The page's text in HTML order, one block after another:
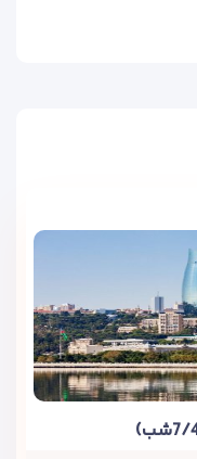
جاذبه‌های توریستی و
نقاط دیدنی و خرید
قرار دارد که باعث